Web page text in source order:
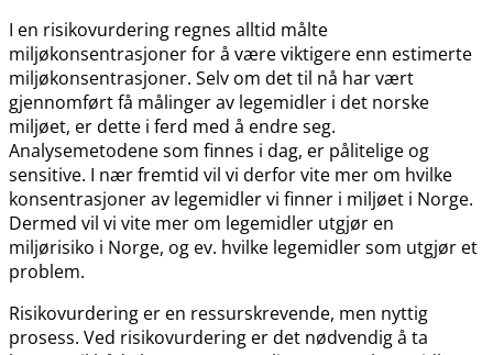
I en risikovurdering regnes alltid målte
miljøkonsentrasjoner for å være viktigere enn estimerte
miljøkonsentrasjoner. Selv om det til nå har vært
gjennomført få målinger av legemidler i det norske
miljøet, er dette i ferd med å endre seg.
Analysemetodene som finnes i dag, er pålitelige og
sensitive. I nær fremtid vil vi derfor vite mer om hvilke
konsentrasjoner av legemidler vi finner i miljøet i Norge.
Dermed vil vi vite mer om legemidler utgjør en
miljørisiko i Norge, og ev. hvilke legemidler som utgjør et
problem.
Risikovurdering er en ressurskrevende, men nyttig
prosess. Ved risikovurdering er det nødvendig å ta